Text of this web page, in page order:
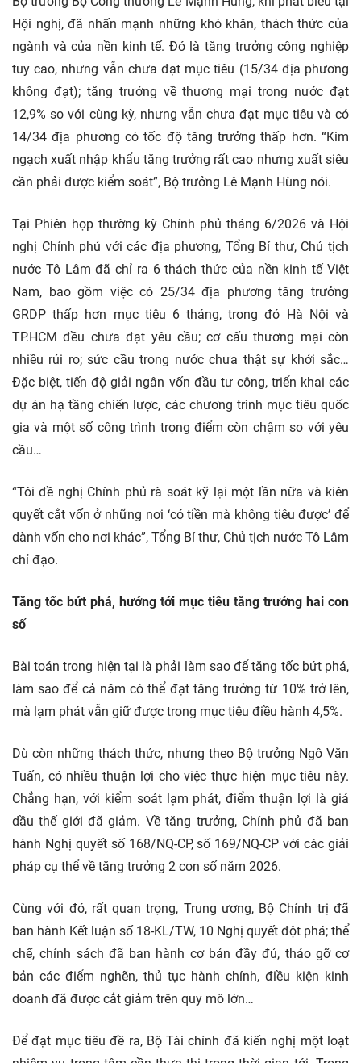
Hội nghị, đã nhấn mạnh những khó khăn, thách thức của
ngành và của nền kinh tế. Đó là tăng trưởng công nghiệp
tuy cao, nhưng vẫn chưa đạt mục tiêu (15/34 địa phương
không đạt); tăng trưởng về thương mại trong nước đạt
12,9% so với cùng kỳ, nhưng vẫn chưa đạt mục tiêu và có
14/34 địa phương có tốc độ tăng trưởng thấp hơn. “Kim
ngạch xuất nhập khẩu tăng trưởng rất cao nhưng xuất siêu
cần phải được kiểm soát”, Bộ trưởng Lê Mạnh Hùng nói.
Tại Phiên họp thường kỳ Chính phủ tháng 6/2026 và Hội
nghị Chính phủ với các địa phương, Tổng Bí thư, Chủ tịch
nước Tô Lâm đã chỉ ra 6 thách thức của nền kinh tế Việt
Nam, bao gồm việc có 25/34 địa phương tăng trưởng
GRDP thấp hơn mục tiêu 6 tháng, trong đó Hà Nội và
TP.HCM đều chưa đạt yêu cầu; cơ cấu thương mại còn
nhiều rủi ro; sức cầu trong nước chưa thật sự khởi sắc…
Đặc biệt, tiến độ giải ngân vốn đầu tư công, triển khai các
dự án hạ tầng chiến lược, các chương trình mục tiêu quốc
gia và một số công trình trọng điểm còn chậm so với yêu
cầu…
“Tôi đề nghị Chính phủ rà soát kỹ lại một lần nữa và kiên
quyết cắt vốn ở những nơi ‘có tiền mà không tiêu được’ để
dành vốn cho nơi khác”, Tổng Bí thư, Chủ tịch nước Tô Lâm
chỉ đạo.
Tăng tốc bứt phá, hướng tới mục tiêu tăng trưởng hai con
số
Bài toán trong hiện tại là phải làm sao để tăng tốc bứt phá,
làm sao để cả năm có thể đạt tăng trưởng từ 10% trở lên,
mà lạm phát vẫn giữ được trong mục tiêu điều hành 4,5%.
Dù còn những thách thức, nhưng theo Bộ trưởng Ngô Văn
Tuấn, có nhiều thuận lợi cho việc thực hiện mục tiêu này.
Chẳng hạn, với kiểm soát lạm phát, điểm thuận lợi là giá
dầu thế giới đã giảm. Về tăng trưởng, Chính phủ đã ban
hành Nghị quyết số 168/NQ-CP, số 169/NQ-CP với các giải
pháp cụ thể về tăng trưởng 2 con số năm 2026.
Cùng với đó, rất quan trọng, Trung ương, Bộ Chính trị đã
ban hành Kết luận số 18-KL/TW, 10 Nghị quyết đột phá; thể
chế, chính sách đã ban hành cơ bản đầy đủ, tháo gỡ cơ
bản các điểm nghẽn, thủ tục hành chính, điều kiện kinh
doanh đã được cắt giảm trên quy mô lớn…
Để đạt mục tiêu đề ra, Bộ Tài chính đã kiến nghị một loạt